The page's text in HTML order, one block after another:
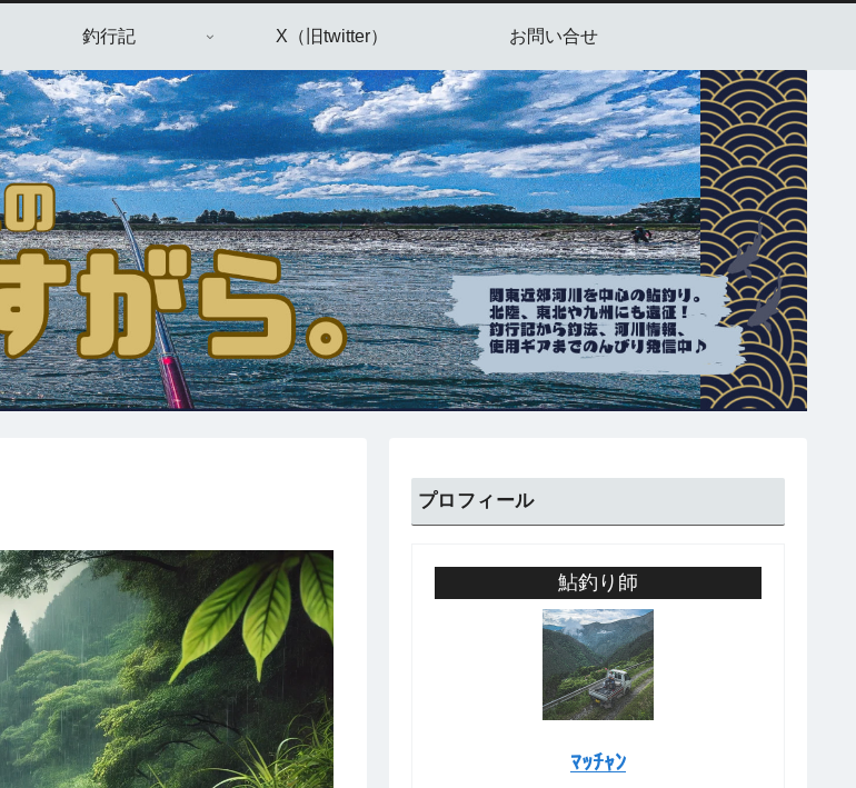
釣行記 X（旧twitter） お問い合せ
プロフィール
鮎釣り師
ﾏｯﾁｬﾝ